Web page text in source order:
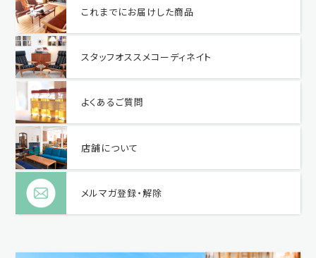
これまでにお届けした商品
スタッフオススメコーディネイト
よくあるご質問
店舗について
メルマガ登録・解除